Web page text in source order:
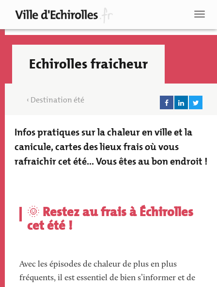
principal
Echirolles fraicheur
Destination été
Texte
accroche
Infos pratiques sur la chaleur en ville et la
canicule, cartes des lieux frais où vous
rafraichir cet été... Vous êtes au bon endroit !
🌞 Restez au frais à Échirolles
cet été !
Avec les épisodes de chaleur de plus en plus
fréquents, il est essentiel de bien s’informer et de